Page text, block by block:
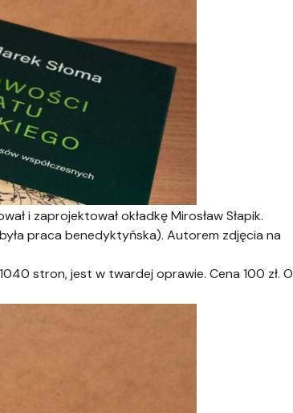
i zaprojektował okładkę Mirosław Słapik.
praca benedyktyńska). Autorem zdjęcia na
stron, jest w twardej oprawie. Cena 100 zł. O